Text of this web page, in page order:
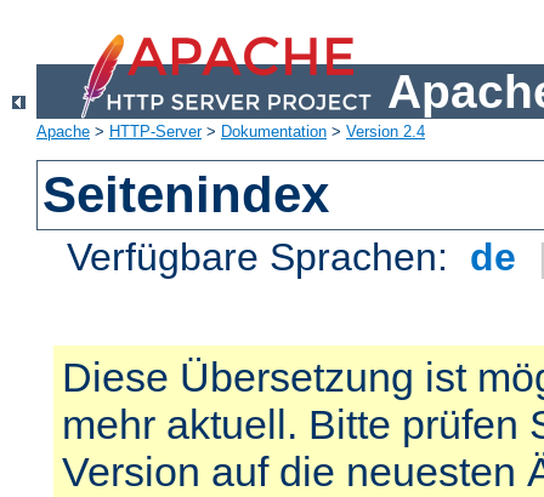
Apache > HTTP-Server> Dokumentation > Version 2.4
Seitenindex
Verfügbare Sprachen: de
Diese Übersetzung ist
mehr aktuell. Bitte prüfen
Version auf die neuesten